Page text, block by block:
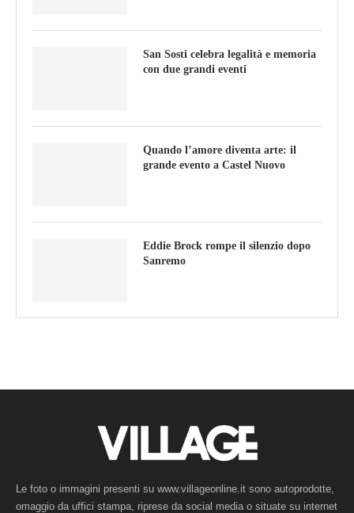
San Sosti celebra legalità e memoria
con due grandi eventi
Quando l’amore diventa arte: il
grande evento a Castel Nuovo
Eddie Brock rompe il silenzio dopo
Sanremo
Le foto o immagini presenti su www.villageonline.it sono autoprodotte,
omaggio da uffici stampa, riprese da social media o situate su internet